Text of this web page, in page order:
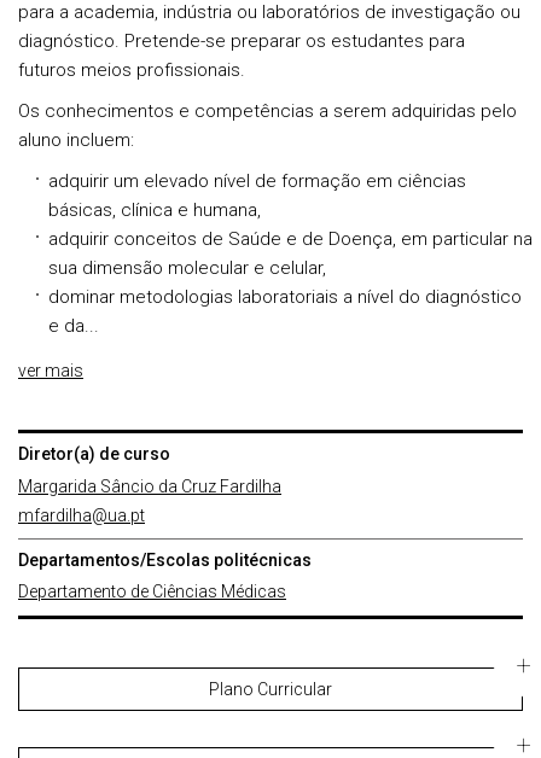
para a academia, indústria ou laboratórios de investigação ou
diagnóstico. Pretende-se preparar os estudantes para
futuros meios profissionais.
Os conhecimentos e competências a serem adquiridas pelo
aluno incluem:
adquirir um elevado nível de formação em ciências
básicas, clínica e humana,
adquirir conceitos de Saúde e de Doença, em particular na
sua dimensão molecular e celular,
dominar metodologias laboratoriais a nível do diagnóstico
e da...
ver mais
Diretor(a) de curso
Margarida Sâncio da Cruz Fardilha
mfardilha@ua.pt
Departamentos/Escolas politécnicas
Departamento de Ciências Médicas
Plano Curricular